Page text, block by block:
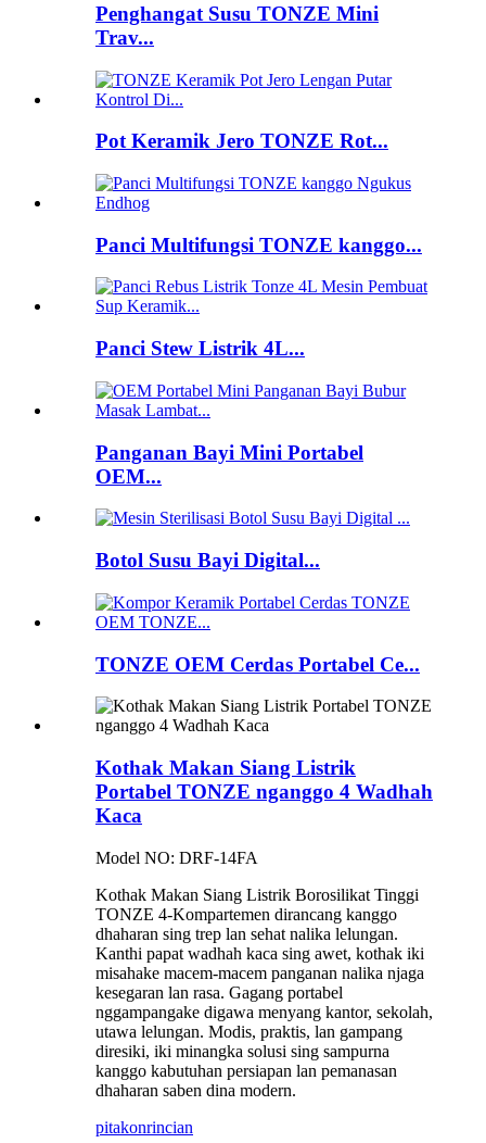
Penghangat Susu TONZE Mini
Trav...
Pot Keramik Jero TONZE Rot...
Panci Multifungsi TONZE kanggo...
Panci Stew Listrik 4L...
Panganan Bayi Mini Portabel
OEM...
Botol Susu Bayi Digital...
TONZE OEM Cerdas Portabel Ce...
Kothak Makan Siang Listrik
Portabel TONZE nganggo 4 Wadhah
Kaca
Model NO: DRF-14FA
Kothak Makan Siang Listrik Borosilikat Tinggi
TONZE 4-Kompartemen dirancang kanggo
dhaharan sing trep lan sehat nalika lelungan.
Kanthi papat wadhah kaca sing awet, kothak iki
misahake macem-macem panganan nalika njaga
kesegaran lan rasa. Gagang portabel
nggampangake digawa menyang kantor, sekolah,
utawa lelungan. Modis, praktis, lan gampang
diresiki, iki minangka solusi sing sampurna
kanggo kabutuhan persiapan lan pemanasan
dhaharan saben dina modern.
pitakonrincian